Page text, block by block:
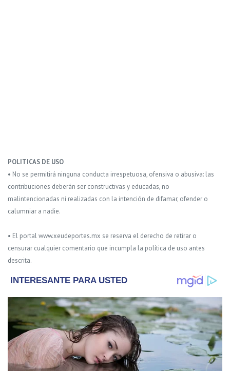
POLITICAS DE USO
• No se permitirá ninguna conducta irrespetuosa, ofensiva o abusiva: las
contribuciones deberán ser constructivas y educadas, no
malintencionadas ni realizadas con la intención de difamar, ofender o
calumniar a nadie.
• El portal www.xeudeportes.mx se reserva el derecho de retirar o
censurar cualquier comentario que incumpla la política de uso antes
descrita.